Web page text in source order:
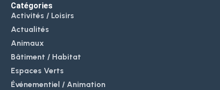
Catégories
Activités / Loisirs
Actualités
Animaux
Bâtiment / Habitat
Espaces Verts
Événementiel / Animation